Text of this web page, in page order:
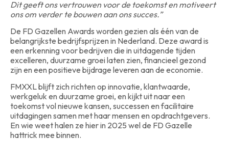
Dit geeft ons vertrouwen voor de toekomst en motiveert
ons om verder te bouwen aan ons succes.”
De FD Gazellen Awards worden gezien als één van de
belangrijkste bedrijfsprijzen in Nederland. Deze award is
een erkenning voor bedrijven die in uitdagende tijden
excelleren, duurzame groei laten zien, financieel gezond
zijn en een positieve bijdrage leveren aan de economie.
FMXXL blijft zich richten op innovatie, klantwaarde,
werkgeluk en duurzame groei, en kijkt uit naar een
toekomst vol nieuwe kansen, successen en facilitaire
uitdagingen samen met haar mensen en opdrachtgevers.
En wie weet halen ze hier in 2025 wel de FD Gazelle
hattrick mee binnen.